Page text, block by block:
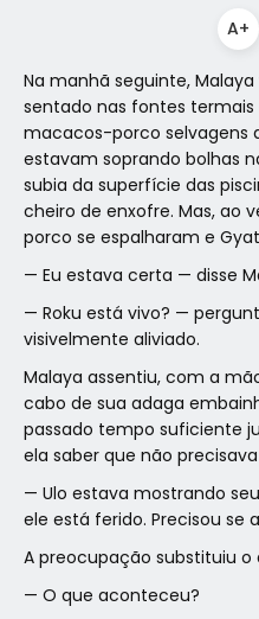
A+
Na manhã seguinte,
sentado nas fontes
macacos-porco selvagens
estavam soprando bolhas
subia da superfície das
cheiro de enxofre. Mas, ao
porco se espalharam e
— Eu estava certa — disse
— Roku está vivo? —
visivelmente aliviado.
Malaya assentiu, com a
cabo de sua adaga
passado tempo suficiente
ela saber que não
— Ulo estava mostrando
ele está ferido. Precisou se
A preocupação substituiu o
— O que aconteceu?